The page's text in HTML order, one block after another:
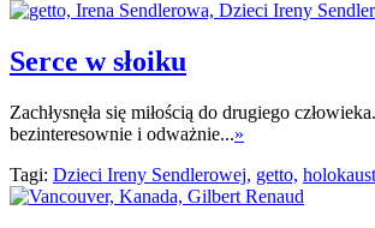
Serce w słoiku
Zachłysnęła się miłością do drugiego
bezinteresownie i odważnie...»
Tagi: Dzieci Ireny Sendlerowej, getto,